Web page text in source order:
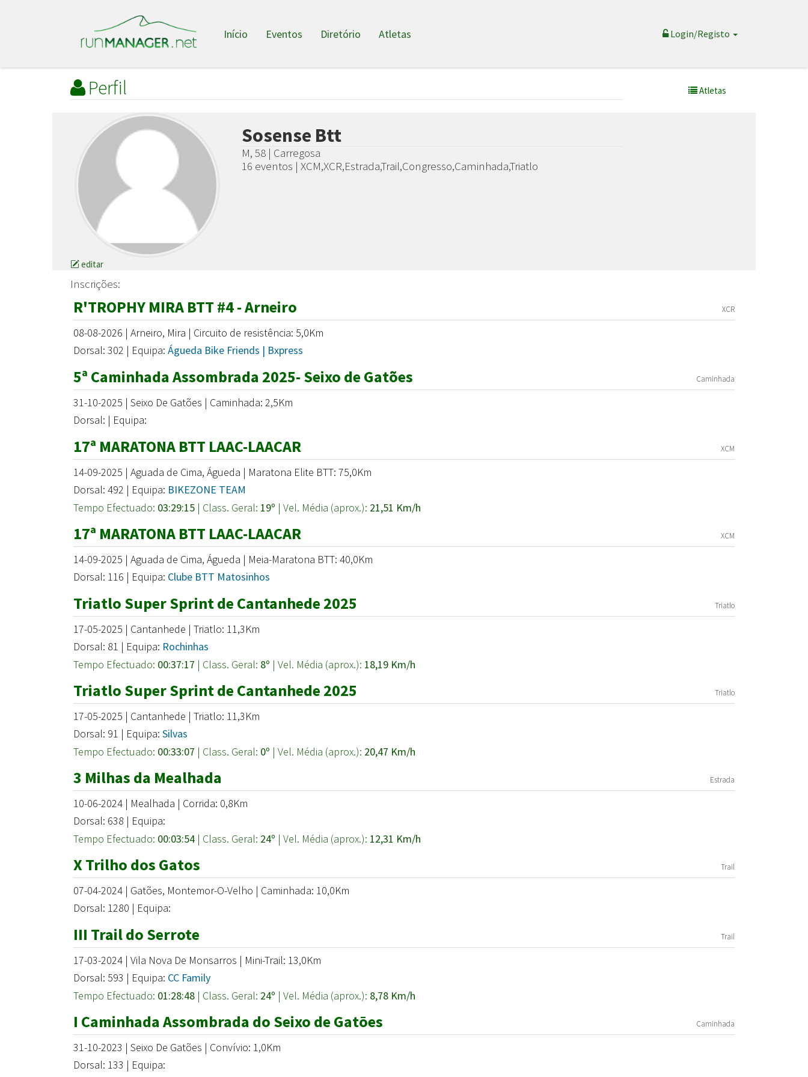
Início Eventos Diretório Atletas Login/Registo
Perfil Atletas
editar
Sosense Btt
M, 58 | Carregosa
16 eventos | XCM,XCR,Estrada,Trail,Congresso,Caminhada,Triatlo
Inscrições:
R'TROPHY MIRA BTT #4 - Arneiro XCR
08-08-2026 | Arneiro, Mira | Circuito de resistência: 5,0Km
Dorsal: 302 | Equipa: Águeda Bike Friends | Bxpress
5ª Caminhada Assombrada 2025- Seixo de Gatões Caminhada
31-10-2025 | Seixo De Gatões | Caminhada: 2,5Km
Dorsal: | Equipa:
17ª MARATONA BTT LAAC-LAACAR XCM
14-09-2025 | Aguada de Cima, Águeda | Maratona Elite BTT: 75,0Km
Dorsal: 492 | Equipa: BIKEZONE TEAM
Tempo Efectuado: 03:29:15 | Class. Geral: 19º | Vel. Média (aprox.): 21,51 Km/h
17ª MARATONA BTT LAAC-LAACAR XCM
14-09-2025 | Aguada de Cima, Águeda | Meia-Maratona BTT: 40,0Km
Dorsal: 116 | Equipa: Clube BTT Matosinhos
Triatlo Super Sprint de Cantanhede 2025 Triatlo
17-05-2025 | Cantanhede | Triatlo: 11,3Km
Dorsal: 81 | Equipa: Rochinhas
Tempo Efectuado: 00:37:17 | Class. Geral: 8º | Vel. Média (aprox.): 18,19 Km/h
Triatlo Super Sprint de Cantanhede 2025 Triatlo
17-05-2025 | Cantanhede | Triatlo: 11,3Km
Dorsal: 91 | Equipa: Silvas
Tempo Efectuado: 00:33:07 | Class. Geral: 0º | Vel. Média (aprox.): 20,47 Km/h
3 Milhas da Mealhada Estrada
10-06-2024 | Mealhada | Corrida: 0,8Km
Dorsal: 638 | Equipa:
Tempo Efectuado: 00:03:54 | Class. Geral: 24º | Vel. Média (aprox.): 12,31 Km/h
X Trilho dos Gatos Trail
07-04-2024 | Gatões, Montemor-O-Velho | Caminhada: 10,0Km
Dorsal: 1280 | Equipa:
III Trail do Serrote Trail
17-03-2024 | Vila Nova De Monsarros | Mini-Trail: 13,0Km
Dorsal: 593 | Equipa: CC Family
Tempo Efectuado: 01:28:48 | Class. Geral: 24º | Vel. Média (aprox.): 8,78 Km/h
I Caminhada Assombrada do Seixo de Gatōes Caminhada
31-10-2023 | Seixo De Gatões | Convívio: 1,0Km
Dorsal: 133 | Equipa: